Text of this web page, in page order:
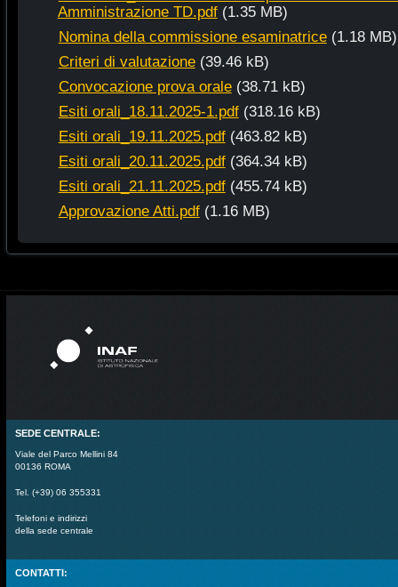
Amministrazione TD.pdf (1.35 MB)
Nomina della commissione esaminatrice (1.18 MB)
Criteri di valutazione (39.46 kB)
Convocazione prova orale (38.71 kB)
Esiti orali_18.11.2025-1.pdf (318.16 kB)
Esiti orali_19.11.2025.pdf (463.82 kB)
Esiti orali_20.11.2025.pdf (364.34 kB)
Esiti orali_21.11.2025.pdf (455.74 kB)
Approvazione Atti.pdf (1.16 MB)
SEDE CENTRALE:
Viale del Parco Mellini 84
00136 ROMA
Tel. (+39) 06 355331
Telefoni e indirizzi
della sede centrale
CONTATTI: